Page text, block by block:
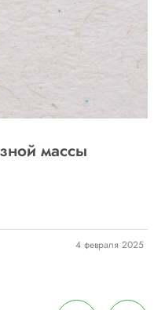
массы
4 февраля 2025